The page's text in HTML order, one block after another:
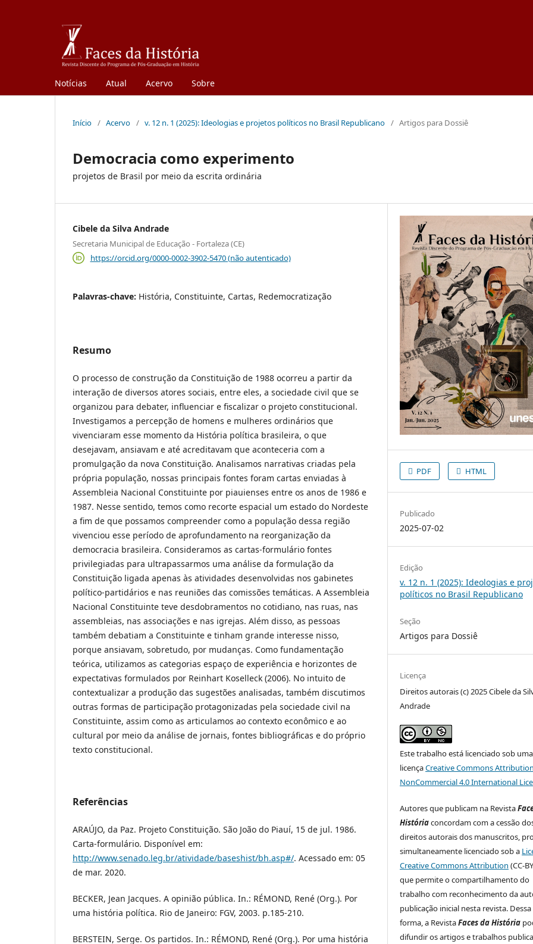
Notícias Atual Acervo Sobre
Início / Acervo / v. 12 n. 1 (2025): Ideologias e projetos políticos no Brasil Republicano / Artigos para Dossiê
Democracia como experimento
projetos de Brasil por meio da escrita ordinária
Cibele da Silva Andrade
Secretaria Municipal de Educação - Fortaleza (CE)
https://orcid.org/0000-0002-3902-5470 (não autenticado)
Palavras-chave: História, Constituinte, Cartas, Redemocratização
Resumo
O processo de construção da Constituição de 1988 ocorreu a partir da
interação de diversos atores sociais, entre eles, a sociedade civil que se
organizou para debater, influenciar e fiscalizar o projeto constitucional.
Investigamos a percepção de homens e mulheres ordinários que
vivenciaram esse momento da História política brasileira, o que
desejavam, ansiavam e até acreditavam que aconteceria com a
promulgação da nova Constituição. Analisamos narrativas criadas pela
própria população, nossas principais fontes foram cartas enviadas à
Assembleia Nacional Constituinte por piauienses entre os anos de 1986 e
1987. Nesse sentido, temos como recorte espacial um estado do Nordeste
a fim de que possamos compreender como a população dessa região
vivenciou esse período de aprofundamento na reorganização da
democracia brasileira. Consideramos as cartas-formulário fontes
privilegiadas para ultrapassarmos uma análise da formulação da
Constituição ligada apenas às atividades desenvolvidas nos gabinetes
político-partidários e nas reuniões das comissões temáticas. A Assembleia
Nacional Constituinte teve desdobramentos no cotidiano, nas ruas, nas
assembleias, nas associações e nas igrejas. Além disso, as pessoas
também debatiam a Constituinte e tinham grande interesse nisso,
porque ansiavam, sobretudo, por mudanças. Como fundamentação
teórica, utilizamos as categorias espaço de experiência e horizontes de
expectativas formulados por Reinhart Koselleck (2006). No intuito de
contextualizar a produção das sugestões analisadas, também discutimos
outras formas de participação protagonizadas pela sociedade civil na
Constituinte, assim como as articulamos ao contexto econômico e ao
cultural por meio da análise de jornais, fontes bibliográficas e do próprio
texto constitucional.
Referências
ARAÚJO, da Paz. Projeto Constituição. São João do Piauí, 15 de jul. 1986.
Carta-formulário. Disponível em:
http://www.senado.leg.br/atividade/baseshist/bh.asp#/. Acessado em: 05
de mar. 2020.
BECKER, Jean Jacques. A opinião pública. In.: RÉMOND, René (Org.). Por
uma história política. Rio de Janeiro: FGV, 2003. p.185-210.
BERSTEIN, Serge. Os partidos. In.: RÉMOND, René (Org.). Por uma história
PDF HTML
Publicado
2025-07-02
Edição
v. 12 n. 1 (2025): Ideologias e
políticos no Brasil Republicano
Seção
Artigos para Dossiê
Licença
Direitos autorais (c) 2025 Cibele da
Andrade
Este trabalho está licenciado sob uma
licençaCreative Commons
NonCommercial 4.0 International
Autores que publicam na Revista
Históriaconcordam com a cessão
direitos autorais dos manuscritos,
simultaneamente licenciado sob a
Creative Commons Attribution (CC-
que permite o compartilhamento do
trabalho com reconhecimento da
publicação inicial nesta revista. Dessa
forma, a RevistaFaces da História
difundir os artigos e trabalhos